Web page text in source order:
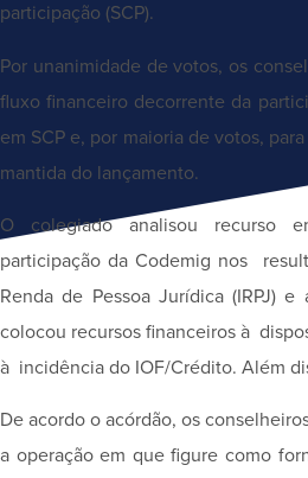
participação (SCP).
Por unanimidade de votos, os
fluxo financeiro decorrente da
em SCP e, por maioria de votos,
mantida do lançamento.
O colegiado analisou recurso
participação da Codemig nos
Renda de Pessoa Jurídica (IRPJ)
colocou recursos financeiros à
à incidência do IOF/Crédito. Além
De acordo o acórdão, os
a operação em que figure como